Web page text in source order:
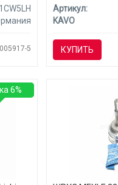
5
Артикул:
KAVO
КУПИТЬ
6%